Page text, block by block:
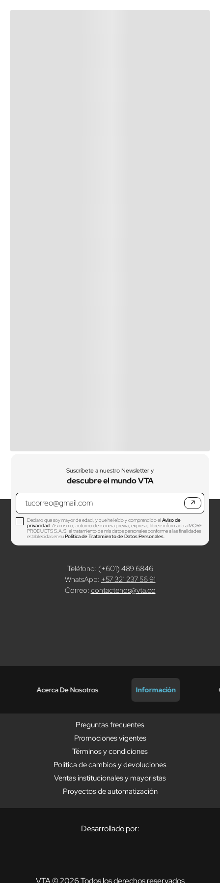
Suscríbete a nuestro Newsletter y
descubre el mundo VTA
↗
Declaro que soy mayor de edad, y que he leído y comprendido elAviso de
privacidad. Así mismo, autorizo de manera previa, expresa, libre e informada a MORE
PRODUCTS S.A.S. el tratamiento de mis datos personales conforme a las finalidades
establecidas en suPolítica de Tratamiento de Datos Personales.
Teléfono: (+601) 489 6846
WhatsApp: +57 321 237 56 91
Correo: contactenos@vta.co
Acerca De Nosotros Información
Preguntas frecuentes
Promociones vigentes
Términos y condiciones
Política de cambios y devoluciones
Ventas institucionales y mayoristas
Proyectos de automatización
Desarrollado por:
VTA © 2026 Todos los derechos reservados